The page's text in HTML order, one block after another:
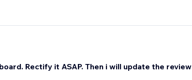
Rectify it ASAP. Then i will update the review